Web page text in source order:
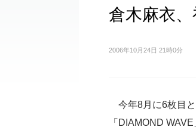
倉木麻衣
2006年10月24日 21時0分
今年8月に6枚目
「DIAMOND